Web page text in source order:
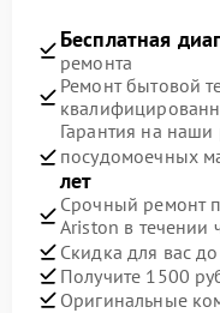
Бесплатная
ремонта
Ремонт бытовой
Гарантия на
посудомоечных
лет
Срочный ремонт
Ariston в течении
Скидка для вас до
Получите 1500
Оригинальные